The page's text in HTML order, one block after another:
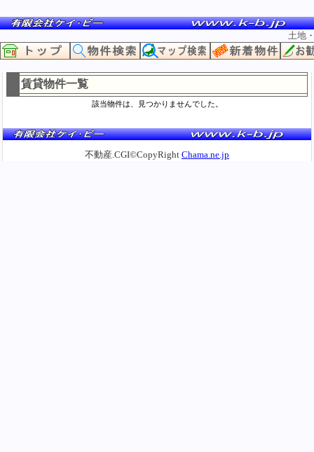
土地
賃貸物件一覧
該当物件は、見つかりませんでした。
不動産.CGI©CopyRight Chama.ne.jp